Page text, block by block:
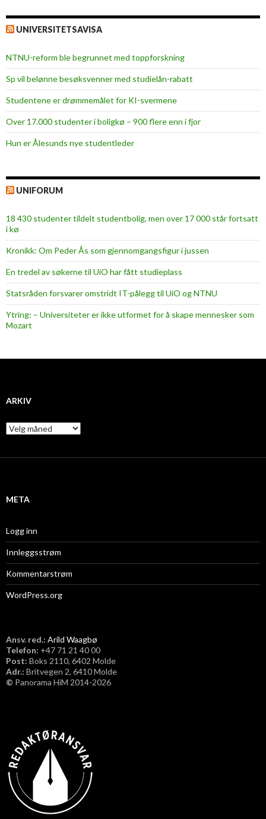
UNIVERSITETSAVISA
NTNU-reform ble begrunnet med toppforskning
Sp vil belønne besøksvenner med studielån-rabatt
Studentene er drømmemålet for KI-svermene
Over 17.000 studenter i boligkø – 900 flere enn i fjor
Hun er Ålesunds nye studentleder
UNIFORUM
18 430 studenter tildelt studentbolig, men over 17 000 står fortsatt
i kø
Kronikk: Om Peder Ås som gjennomgangsfigur i jussen
En tredel av søkerne til UiO har fått studieplass
Statsråden forsvarer omstridt IT-pålegg til UiO og NTNU
Ytring: – Universiteter er ikke utformet for å skape mennesker som
Mozart
ARKIV
A
r
i
META
Logg inn
Innleggsstrøm
Kommentarstrøm
WordPress.org
Ansv. red.: Arild Waagbø
Telefon: ​+47 71 21 40 00
Post: Boks 2110, 6402 Molde
Adr.: Britvegen 2, 6410 Molde
© Panorama HiM 2014-2026